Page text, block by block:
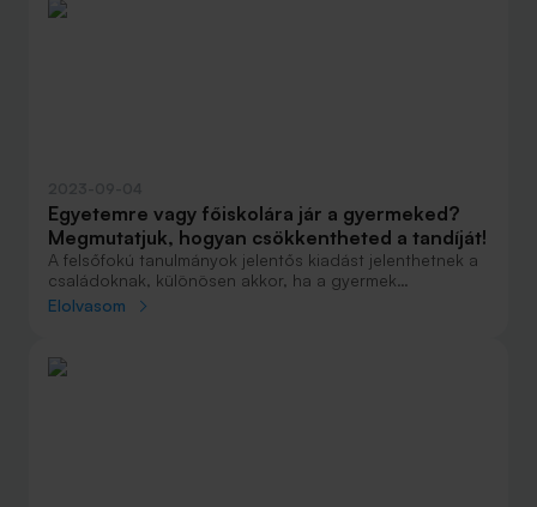
Egyetemre vagy főiskolára jár a gyermeked?
Megmutatjuk, hogyan csökkentheted a tandíját!
A felsőfokú tanulmányok jelentős kiadást jelenthetnek a
családoknak, különösen akkor, ha a gyermek
költségtérítéses szakra jár, de sok esetben az albérlet
ezeket a kiadásokat. Ez az egészségpénztári tagság.
Egészségpénztári tagként ugyanis nem csupán az
Elolvasom